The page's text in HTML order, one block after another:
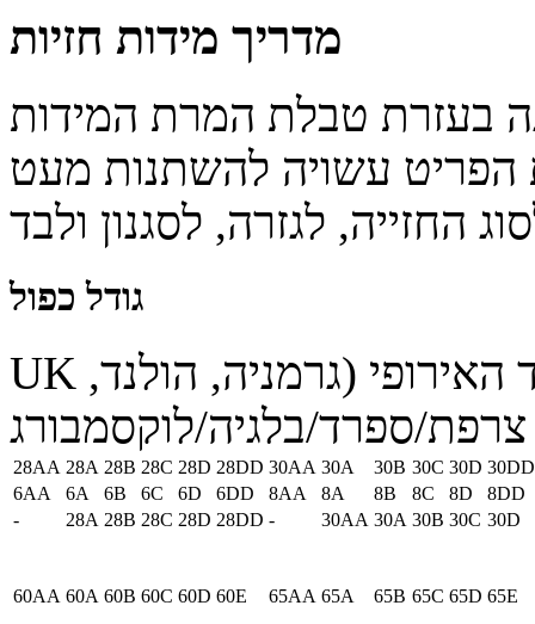
מדריך מידות חזיות
בעזרת טבלת המרת המידות
הפריט עשויה להשתנות מעט
גודל כפול
UK האירופי (גרמניה, הולנד,
צרפת/ספרד/בלגיה/לוקסמבורג
28AA 28A 28B 28C 28D 28DD 30AA 30A 30B 30C 30D 30DD
6AA
6A 6B 6C 6D 6DD 8AA 8A 8B 8C 8D
8DD
-
28A 28B 28C 28D 28DD - 30AA 30A 30B 30C 30D
60AA 60A 60B 60C 60D 60E 65AA 65A 65B 65C 65D 65E